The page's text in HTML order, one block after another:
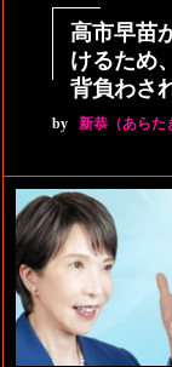
高市早苗
けるため
背負わさ
by 新恭（あらた